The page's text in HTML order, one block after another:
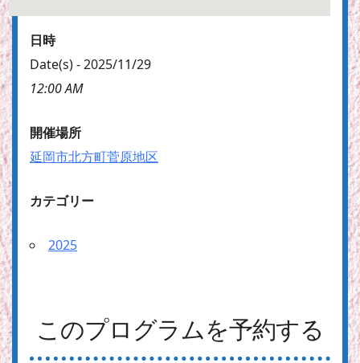
日時
Date(s) - 2025/11/29
12:00 AM
開催場所
延岡市北方町菅原地区
カテゴリー
2025
このプログラムを予約する